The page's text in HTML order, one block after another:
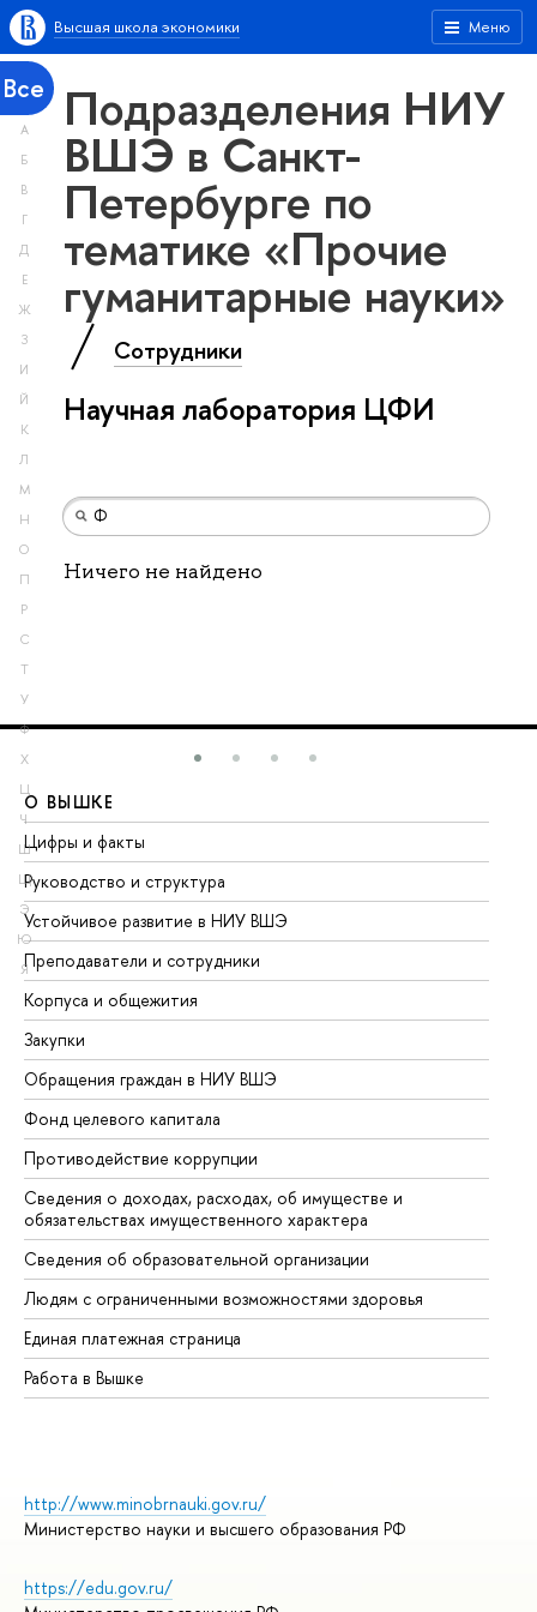
Меню
Высшая школа экономики
Все
А
Б
В
Г
Д
Е
Ж
З
И
Й
К
Л
М
Н
О
П
Р
С
Т
У
Ф
Х
Ц
Ч
Ш
Щ
Э
Ю
Я
Подразделения НИУ
ВШЭ в Санкт-
Петербурге по
тематике «Прочие
гуманитарные науки»
Сотрудники
Научная лаборатория ЦФИ
Ничего не найдено
О ВЫШКЕ
Цифры и факты
Руководство и структура
Устойчивое развитие в НИУ ВШЭ
Преподаватели и сотрудники
Корпуса и общежития
Закупки
Обращения граждан в НИУ ВШЭ
Фонд целевого капитала
Противодействие коррупции
Сведения о доходах, расходах, об имуществе и
обязательствах имущественного характера
Сведения об образовательной организации
Людям с ограниченными возможностями здоровья
Единая платежная страница
Работа в Вышке
http://www.minobrnauki.gov.ru/
Министерство науки и высшего образования РФ
https://edu.gov.ru/